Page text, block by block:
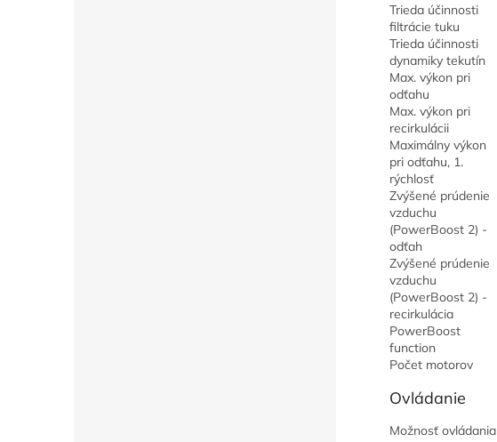
Trieda účinnosti
filtrácie tuku
Trieda účinnosti
dynamiky tekutín
Max. výkon pri
odťahu
Max. výkon pri
recirkulácii
Maximálny výkon
pri odťahu, 1.
rýchlosť
Zvýšené prúdenie
vzduchu
(PowerBoost 2) -
odťah
Zvýšené prúdenie
vzduchu
(PowerBoost 2) -
recirkulácia
PowerBoost
function
Počet motorov
Ovládanie
Možnosť ovládania